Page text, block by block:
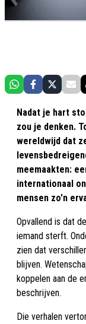
Nadat je hart
zou je denken.
wereldwijd dat
meemaakten:
internationaal
mensen zo'n
Opvallend is dat
iemand sterft.
zien dat
blijven.
koppelen aan de
beschrijven.
Die verhalen